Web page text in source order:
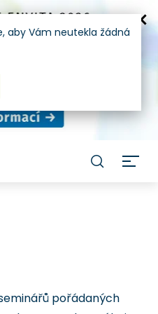
pořádaných
aby Vám neutekla žádná